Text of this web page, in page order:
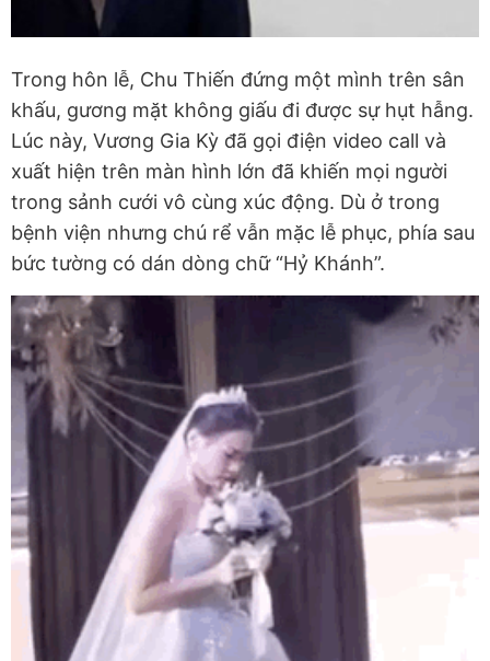
Trong hôn lễ, Chu Thiến đứng một mình trên sân
khấu, gương mặt không giấu đi được sự hụt hẫng.
Lúc này, Vương Gia Kỳ đã gọi điện video call và
xuất hiện trên màn hình lớn đã khiến mọi người
trong sảnh cưới vô cùng xúc động. Dù ở trong
bệnh viện nhưng chú rể vẫn mặc lễ phục, phía sau
bức tường có dán dòng chữ “Hỷ Khánh”.